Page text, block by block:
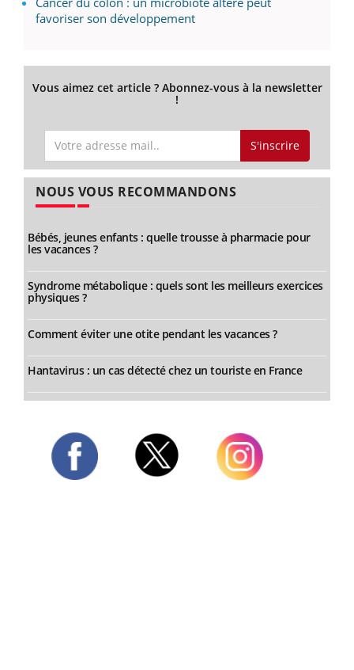
favoriser son développement
Vous aimez cet article ? Abonnez-vous à la newsletter
!
S'inscrire
NOUS VOUS RECOMMANDONS
Bébés, jeunes enfants : quelle trousse à pharmacie pour
les vacances ?
Syndrome métabolique : quels sont les meilleurs exercices
physiques ?
Comment éviter une otite pendant les vacances ?
Hantavirus : un cas détecté chez un touriste en France